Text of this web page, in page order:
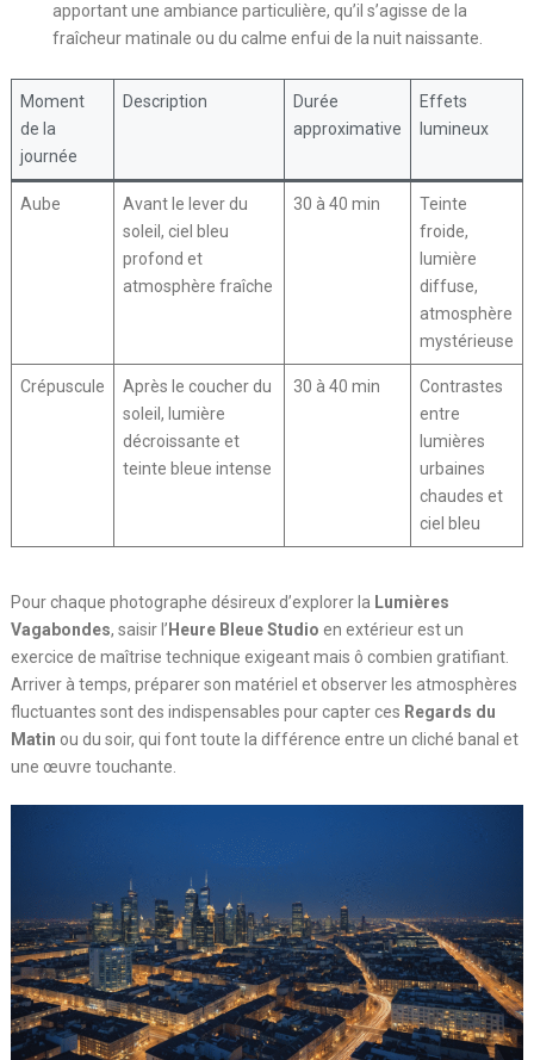
apportant une ambiance particulière, qu’il s’agisse de la
fraîcheur matinale ou du calme enfui de la nuit naissante.
Moment
de la
journée
Description
Durée
approximative
Effets
lumineux
Aube
Avant le lever du
soleil, ciel bleu
profond et
atmosphère fraîche
30 à 40 min
Teinte
froide,
lumière
diffuse,
atmosphère
mystérieuse
Crépuscule
Après le coucher du
soleil, lumière
décroissante et
teinte bleue intense
30 à 40 min
Contrastes
entre
lumières
urbaines
chaudes et
ciel bleu
Pour chaque photographe désireux d’explorer la Lumières
Vagabondes, saisir l’ Heure Bleue Studio en extérieur est un
exercice de maîtrise technique exigeant mais ô combien gratifiant.
Arriver à temps, préparer son matériel et observer les atmosphères
fluctuantes sont des indispensables pour capter ces Regards du
Matin ou du soir, qui font toute la différence entre un cliché banal et
une œuvre touchante.